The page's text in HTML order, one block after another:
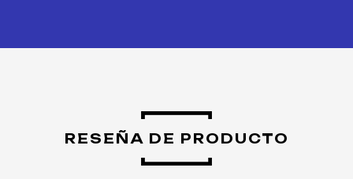
RESEÑA DE PRODUCTO